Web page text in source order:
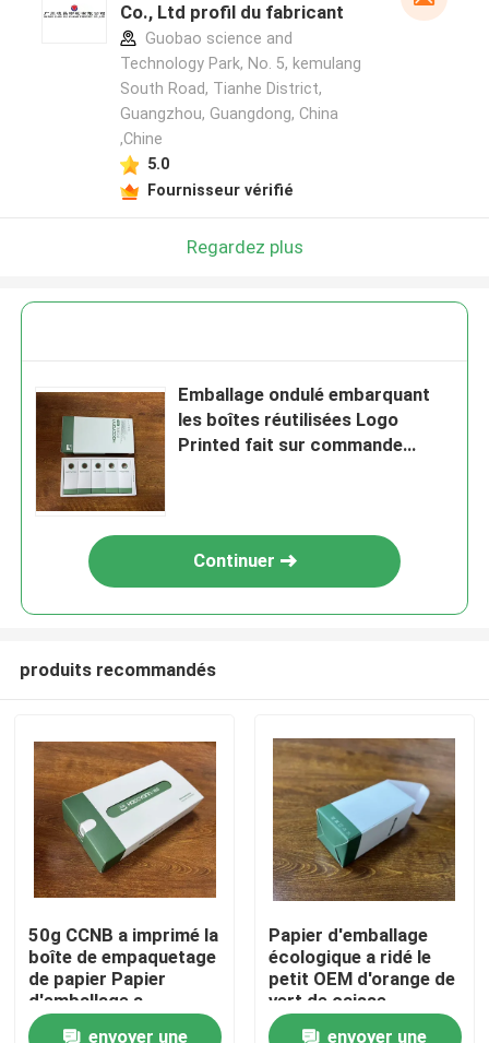
Accueil
A propos de nous
Contacts
Co., Ltd profil du fabricant
Guobao science and
Technology Park, No. 5, kemulang
South Road, Tianhe District,
Guangzhou, Guangdong, China
,Chine
5.0
Fournisseur vérifié
Regardez plus
Emballage ondulé embarquant
les boîtes réutilisées Logo
Printed fait sur commande
Continuer
produits recommandés
50g CCNB a imprimé la
boîte de empaquetage
de papier Papier
d'emballage a
personnalisé Matt
envoyer une
Papier d'emballage
écologique a ridé le
petit OEM d'orange de
vert de caisse
d'emballage 90mm
envoyer une